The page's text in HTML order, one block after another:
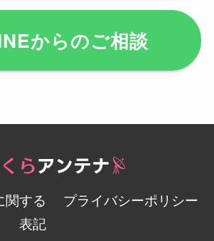
からのご相談
関する
表記
プライバシーポリシー